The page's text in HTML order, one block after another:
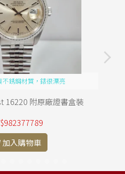
不銹鋼材質，錶很漂亮
16220 附原廠證書盒裝
加入購物車